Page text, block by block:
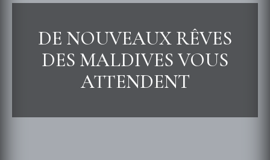
DE NOUVEAUX RÊVES
DES MALDIVES VOUS
ATTENDENT